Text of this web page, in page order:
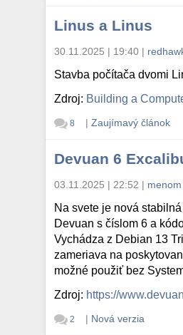
Linus a Linus
30.11.2025 | 19:40 |
Stavba počítača dvomi
Zdroj: Building a
8 | Zaujímavý článok
Devuan 6
03.11.2025 | 22:52 | menom
Na svete je nová
Devuan s číslom 6 a
Vychádza z Debian 13
zameriava na
možné použiť bez
Zdroj: https://
2 | Nová verzia